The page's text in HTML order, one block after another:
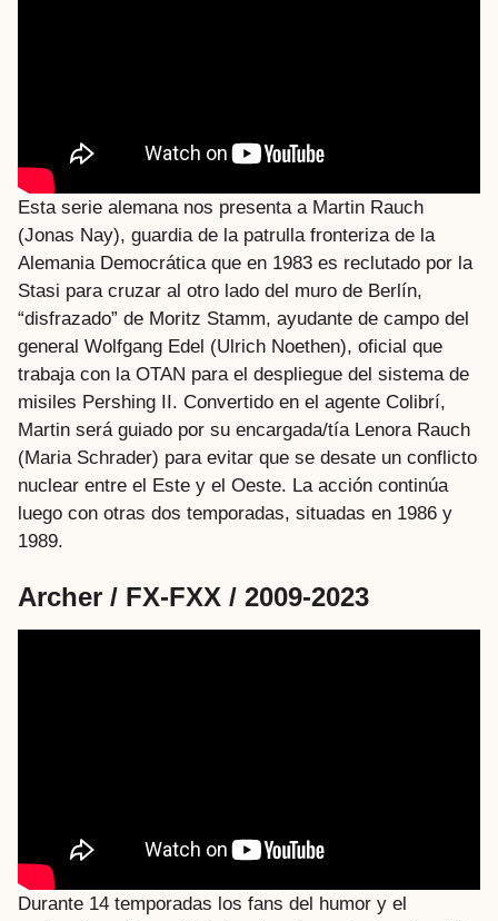
Esta serie alemana nos presenta a Martin Rauch
(Jonas Nay), guardia de la patrulla fronteriza de la
Alemania Democrática que en 1983 es reclutado por la
Stasi para cruzar al otro lado del muro de Berlín,
“disfrazado” de Moritz Stamm, ayudante de campo del
general Wolfgang Edel (Ulrich Noethen), oficial que
trabaja con la OTAN para el despliegue del sistema de
misiles Pershing II. Convertido en el agente Colibrí,
Martin será guiado por su encargada/tía Lenora Rauch
(Maria Schrader) para evitar que se desate un conflicto
nuclear entre el Este y el Oeste. La acción continúa
luego con otras dos temporadas, situadas en 1986 y
1989.
Archer / FX-FXX / 2009-2023
Durante 14 temporadas los fans del humor y el